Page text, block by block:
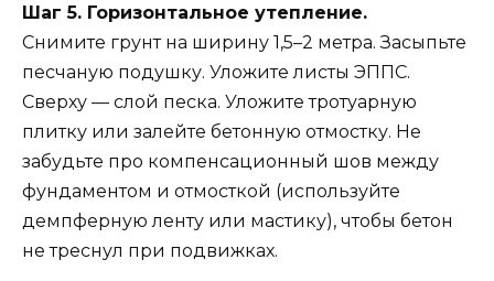
Шаг 5. Горизонтальное утепление.
Снимите грунт на ширину 1,5–2 метра. Засыпьте
песчаную подушку. Уложите листы ЭППС.
Сверху — слой песка. Уложите тротуарную
плитку или залейте бетонную отмостку. Не
забудьте про компенсационный шов между
фундаментом и отмосткой (используйте
демпферную ленту или мастику), чтобы бетон
не треснул при подвижках.